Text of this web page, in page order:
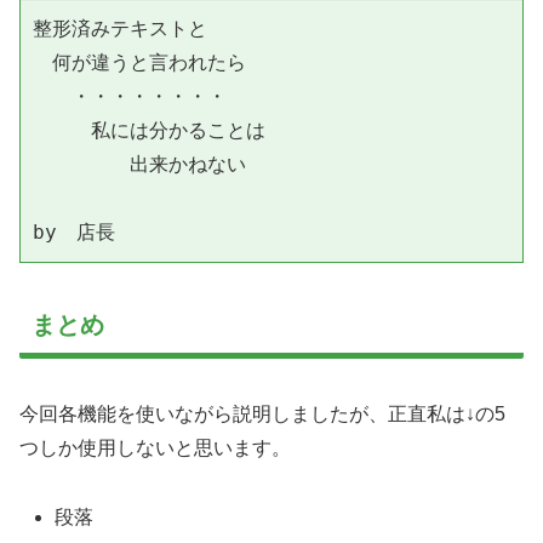
整形済みテキストと
何が違うと言われたら
・・・・・・・・
私には分かることは
出来かねない
by　店長
まとめ
今回各機能を使いながら説明しましたが、正直私は↓の5
つしか使用しないと思います。
段落